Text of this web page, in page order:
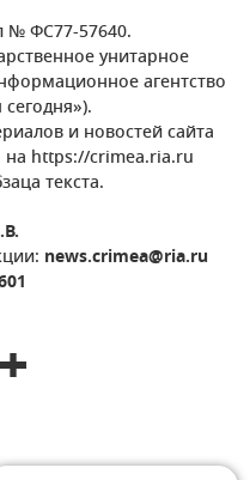
№ ФС77-57640.
унитарное
агентство
и новостей сайта
https://crimea.ria.ru
текста.
news.crimea@ria.ru